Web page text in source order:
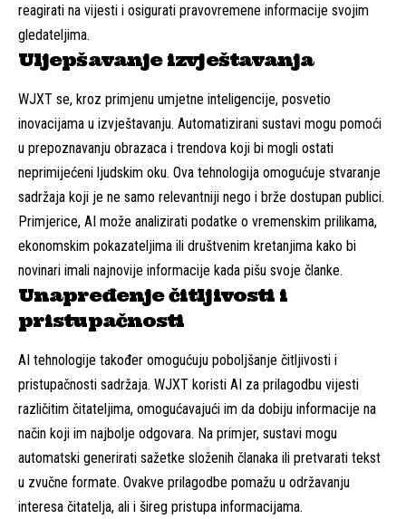
reagirati na vijesti i osigurati pravovremene informacije svojim
gledateljima.
Uljepšavanje izvještavanja
WJXT se, kroz primjenu umjetne inteligencije, posvetio
inovacijama u izvještavanju. Automatizirani sustavi mogu pomoći
u prepoznavanju obrazaca i trendova koji bi mogli ostati
neprimijećeni ljudskim oku. Ova tehnologija omogućuje stvaranje
sadržaja koji je ne samo relevantniji nego i brže dostupan publici.
Primjerice, AI može analizirati podatke o vremenskim prilikama,
ekonomskim pokazateljima ili društvenim kretanjima kako bi
novinari imali najnovije informacije kada pišu svoje članke.
Unapređenje čitljivosti i
pristupačnosti
AI tehnologije također omogućuju poboljšanje čitljivosti i
pristupačnosti sadržaja. WJXT koristi AI za prilagodbu vijesti
različitim čitateljima, omogućavajući im da dobiju informacije na
način koji im najbolje odgovara. Na primjer, sustavi mogu
automatski generirati sažetke složenih članaka ili pretvarati tekst
u zvučne formate. Ovakve prilagodbe pomažu u održavanju
interesa čitatelja, ali i šireg pristupa informacijama.